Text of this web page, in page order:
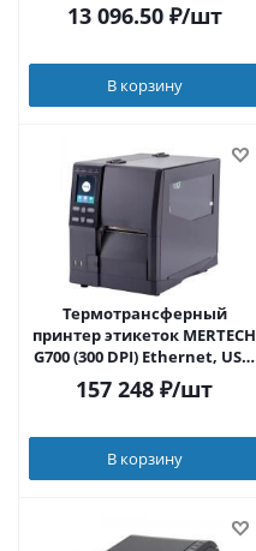
13 096.50₽/шт
В корзину
Термотрансферный
принтер этикеток MERTECH
G700 (300 DPI) Ethernet, USB,
RS-232
157 248 ₽/шт
В корзину